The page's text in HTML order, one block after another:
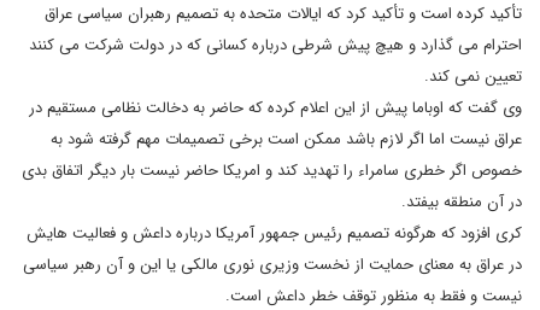
تأکید کرده است و تأکید کرد که ایالات متحده به تصمیم رهبران سیاسی عراق
احترام می گذارد و هیچ پیش شرطی درباره کسانی که در دولت شرکت می کنند
تعیین نمی کند.
وی گفت که اوباما پیش از این اعلام کرده که حاضر به دخالت نظامی مستقیم در
عراق نیست اما اگر لازم باشد ممکن است برخی تصمیمات مهم گرفته شود به
خصوص اگر خطری سامراء را تهدید کند و امریکا حاضر نیست بار دیگر اتفاق بدی
در آن منطقه بیفتد.
کری افزود که هرگونه تصمیم رئیس جمهور آمریکا درباره داعش و فعالیت هایش
در عراق به معنای حمایت از نخست وزیری نوری مالکی یا این و آن رهبر سیاسی
نیست و فقط به منظور توقف خطر داعش است.